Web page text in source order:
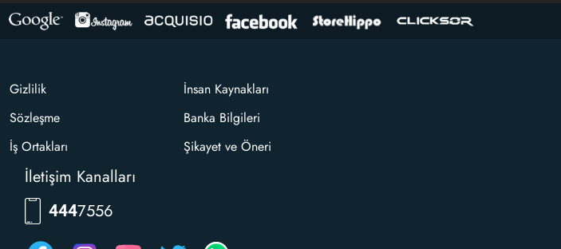
Gizlilik
Sözleşme
İş Ortakları
İnsan Kaynakları
Banka Bilgileri
Şikayet ve Öneri
İletişim Kanalları
444RKLM